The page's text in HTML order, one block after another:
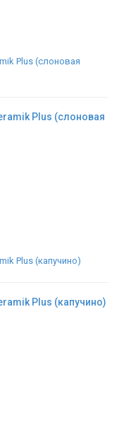
Plus (слоновая
Plus (капучино)